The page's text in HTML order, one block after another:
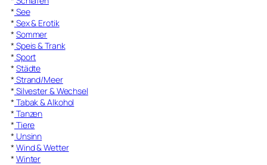
* See
* Sex & Erotik
* Sommer
* Speis & Trank
* Sport
* Städte
* Strand/Meer
* Silvester & Wechsel
* Tabak & Alkohol
* Tanzen
* Tiere
* Unsinn
* Wind & Wetter
* Winter